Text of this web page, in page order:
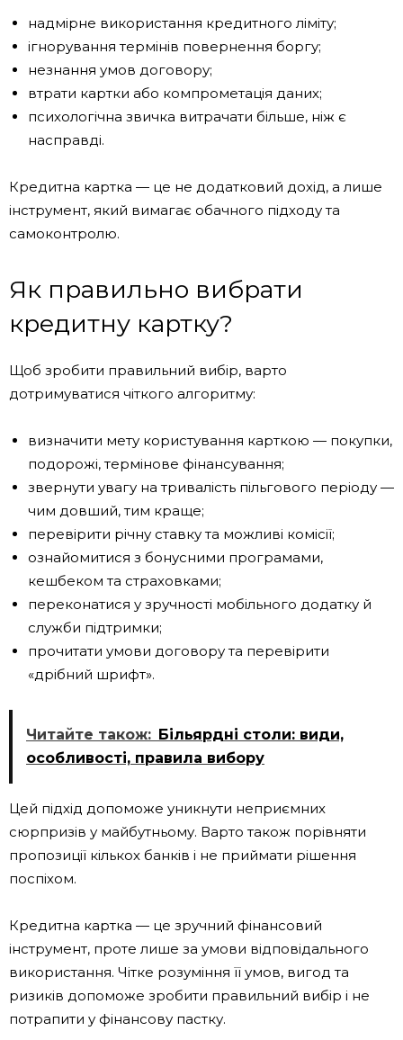
надмірне використання кредитного ліміту;
ігнорування термінів повернення боргу;
незнання умов договору;
втрати картки або компрометація даних;
психологічна звичка витрачати більше, ніж є
насправді.
Кредитна картка — це не додатковий дохід, а лише
інструмент, який вимагає обачного підходу та
самоконтролю.
Як правильно вибрати
кредитну картку?
Щоб зробити правильний вибір, варто
дотримуватися чіткого алгоритму:
визначити мету користування карткою — покупки,
подорожі, термінове фінансування;
звернути увагу на тривалість пільгового періоду —
чим довший, тим краще;
перевірити річну ставку та можливі комісії;
ознайомитися з бонусними програмами,
кешбеком та страховками;
переконатися у зручності мобільного додатку й
служби підтримки;
прочитати умови договору та перевірити
«дрібний шрифт».
Читайте також: Більярдні столи: види,
особливості, правила вибору
Цей підхід допоможе уникнути неприємних
сюрпризів у майбутньому. Варто також порівняти
пропозиції кількох банків і не приймати рішення
поспіхом.
Кредитна картка — це зручний фінансовий
інструмент, проте лише за умови відповідального
використання. Чітке розуміння її умов, вигод та
ризиків допоможе зробити правильний вибір і не
потрапити у фінансову пастку.